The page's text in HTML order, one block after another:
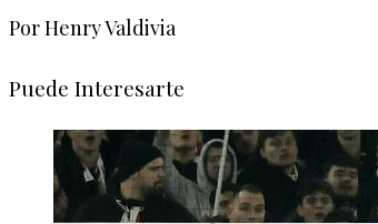
Por Henry Valdivia
Puede Interesarte